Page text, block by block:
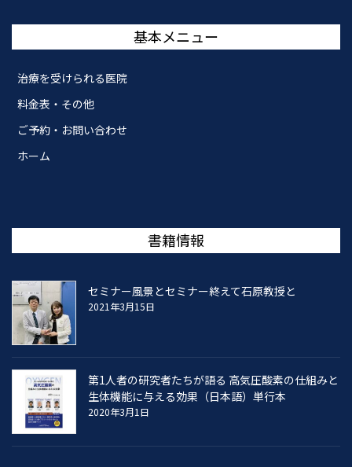
基本メニュー
治療を受けられる医院
料金表・その他
ご予約・お問い合わせ
ホーム
書籍情報
セミナー風景とセミナー終えて石原教授と
2021年3月15日
第1人者の研究者たちが語る 高気圧酸素の仕組みと
生体機能に与える効果（日本語）単行本
2020年3月1日